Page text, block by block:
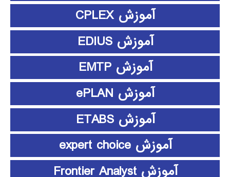
آموزش CPLEX
آموزش EDIUS
آموزش EMTP
آموزش ePLAN
آموزش ETABS
آموزش expert choice
آموزش Frontier Analyst